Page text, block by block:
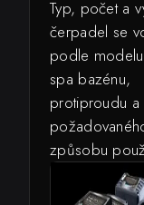
Typ, počet a
čerpadel se
podle
spa bazénu,
protiproudu a
způsobu